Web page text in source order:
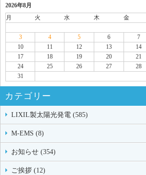
2026年8月
月
火 水 木 金
3
4 5 6 7
10
11 12 13 14
17
18 19 20 21
24
25 26 27 28
31
カテゴリー
LIXIL製太陽光発電 (585)
M-EMS (8)
お知らせ (354)
ご挨拶 (12)